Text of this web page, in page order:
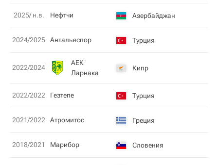
2025/ н.в. Нефтчи Азербайджан
2024/2025 Антальяспор Турция
2022/2024
АЕК
Ларнака
Кипр
2022/2022 Гезтепе Турция
2021/2022 Атромитос Греция
2018/2021 Марибор Словения